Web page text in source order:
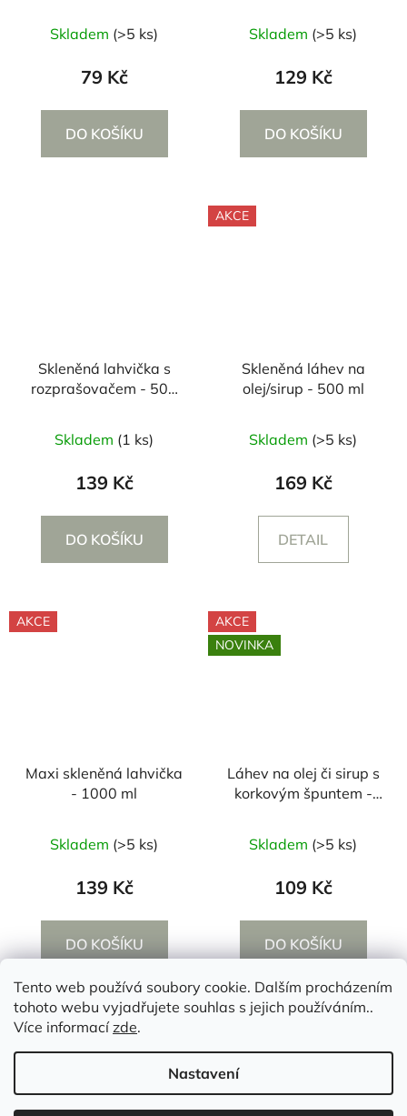
Tento web používá soubory cookie. Dalším procházením
tohoto webu vyjadřujete souhlas s jejich používáním..
Více informacízde.
Nastavení
Skladem (>5 ks)
79 Kč
DO KOŠÍKU
Skladem (>5 ks)
129 Kč
DO KOŠÍKU
Skleněná lahvička s
rozprašovačem - 500
Skladem (1 ks)
139 Kč
DO KOŠÍKU
AKCE
Skleněná láhev na
olej/sirup - 500 ml
hodnocení
produktu
4,6
z
Skladem (>5 ks)
169 Kč
DETAIL
AKCE
Maxi skleněná lahvička
- 1000 ml
hodnocení
produktu
z
hvězdiček.
Skladem (>5 ks)
139 Kč
DO KOŠÍKU
AKCE
NOVINKA
Láhev na olej či sirup s
korkovým špuntem -
Skladem (>5 ks)
109 Kč
DO KOŠÍKU